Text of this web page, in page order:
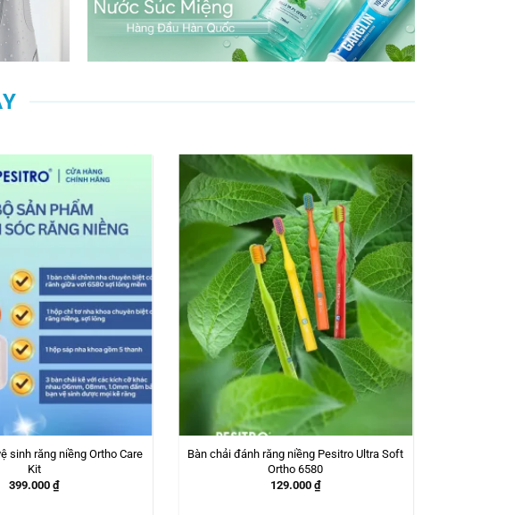
sinh răng niềng Ortho Care
Kit
399.000₫
Bàn chải đánh răng niềng Pesitro Ultra Soft
Ortho 6580
129.000 ₫